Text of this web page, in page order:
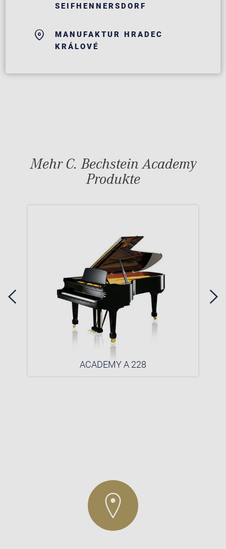
SEIFHENNERSDORF
MANUFAKTUR HRADEC
KRÁLOVÉ
Mehr C. Bechstein Academy
Produkte
ACADEMY A 228